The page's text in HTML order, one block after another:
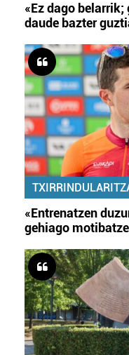
«Ez dago
daude bazter
«Entrenatzen
gehiago